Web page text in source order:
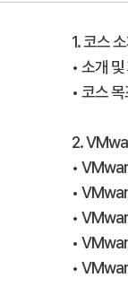
1. 코스
• 소개
• 코스
2.
•
•
•
•
•